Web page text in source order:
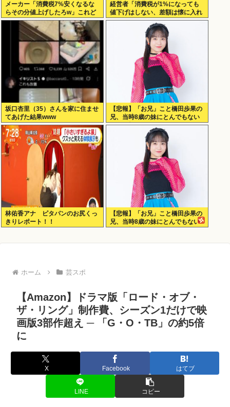
メーカー「消費税7%安くなるな
らその分値上げしたろw」これど
うすんの？
経営者「消費税が1%になっても
値下げはしない、差額は懐に入れ
る」
坂口杏里（35）さんを家に住ませ
てあげた結果www
【悲報】「お兄」こと橋田歩果の
兄、当時8歳の妹にとんでもない
ことを頼む
林佑香アナ ピタパンのお尻くっ
きりレポート！！
【悲報】「お兄」こと橋田歩果の
兄、当時8歳の妹にとんでもない
ホーム 芸スポ
【Amazon】ドラマ版「ロード・オブ・
ザ・リング」制作費、シーズン1だけで映
画版3部作超え ─ 「G・O・TB」の約5倍
に
X Facebook はてブ
LINE コピー